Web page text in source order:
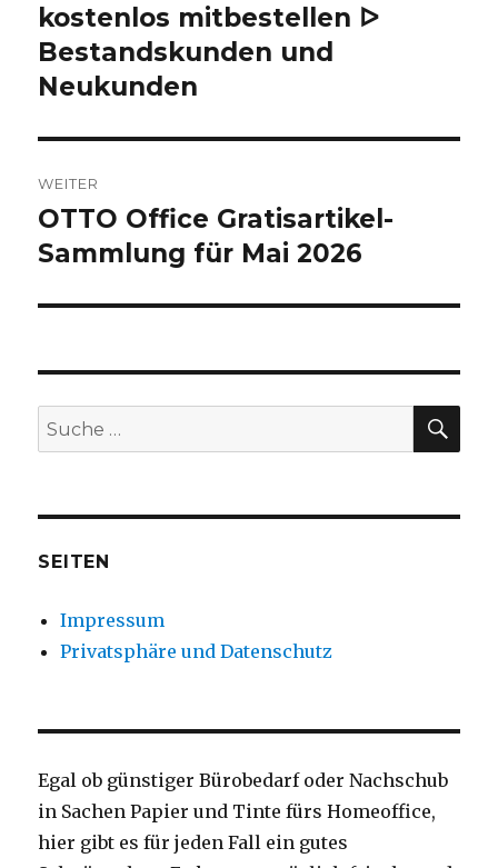
Beitrag:
kostenlos mitbestellen ᐅ
Bestandskunden und
Neukunden
WEITER
Nächster
Beitrag:
OTTO Office Gratisartikel-
Sammlung für Mai 2026
Suche
nach:
SEITEN
Impressum
Privatsphäre und Datenschutz
Egal ob günstiger Bürobedarf oder Nachschub
in Sachen Papier und Tinte fürs Homeoffice,
hier gibt es für jeden Fall ein gutes